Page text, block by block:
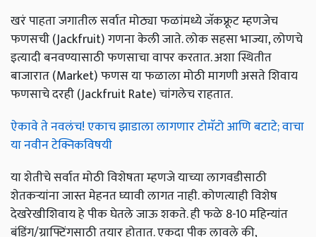
खरं पाहता जगातील सर्वात मोठ्या फळांमध्ये जॅकफ्रूट म्हणजेच
फणसची (Jackfruit) गणना केली जाते. लोक सहसा भाज्या, लोणचे
इत्यादी बनवण्यासाठी फणसाचा वापर करतात. अशा स्थितीत
बाजारात (Market) फणस या फळाला मोठी मागणी असते शिवाय
फणसाचे दरही (Jackfruit Rate) चांगलेच राहतात.
ऐकावे ते नवलंच! एकाच झाडाला लागणार टोमॅटो आणि बटाटे; वाचा
या नवीन टेक्निकविषयी
या शेतीचे सर्वात मोठी विशेषता म्हणजे याच्या लागवडीसाठी
शेतकऱ्यांना जास्त मेहनत घ्यावी लागत नाही. कोणत्याही विशेष
देखरेखीशिवाय हे पीक घेतले जाऊ शकते. ही फळे 8-10 महिन्यांत
बंडिंग/ग्राफ्टिंगसाठी तयार होतात. एकदा पीक लावले की,